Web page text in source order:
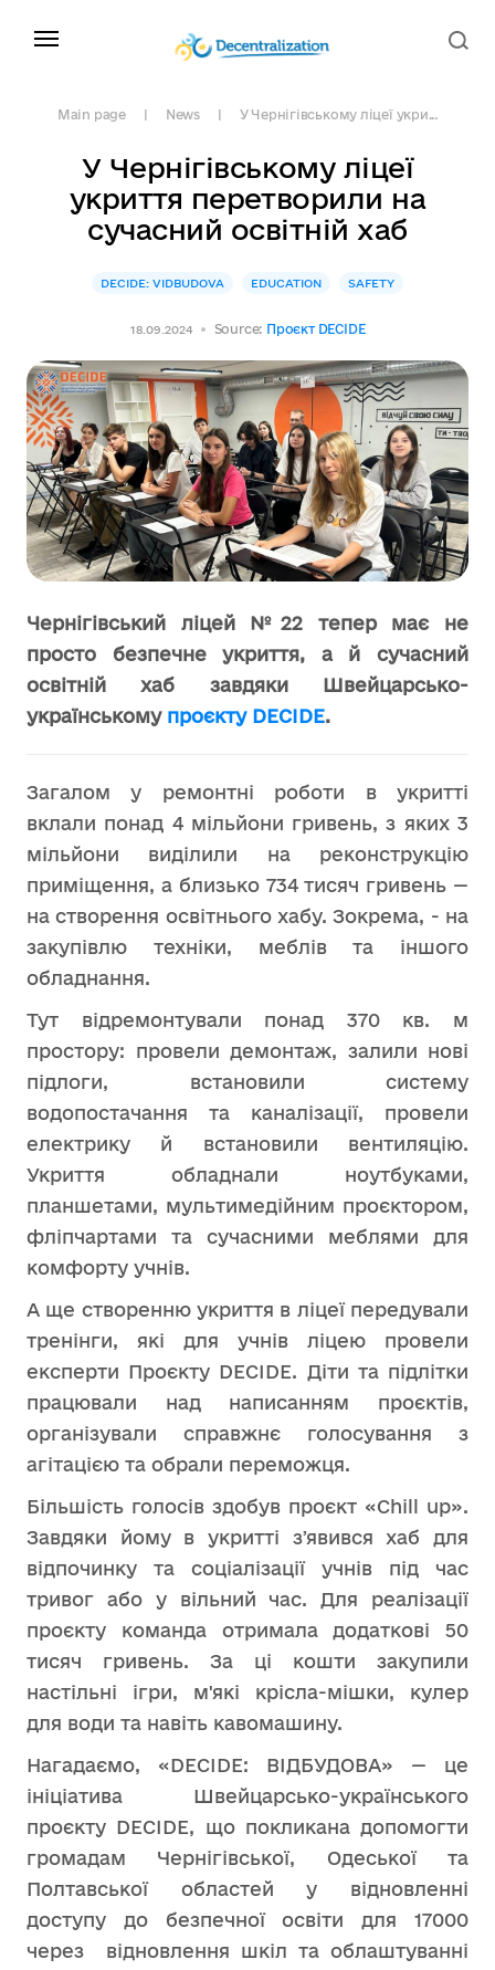
Main page News У Чернігівському ліцеї укри...
У Чернігівському ліцеї
укриття перетворили на
сучасний освітній хаб
DECIDE: VIDBUDOVA EDUCATION SAFETY
18.09.2024 Source: Проєкт DECIDE
Чернігівський ліцей №22 тепер має не
просто безпечне укриття, а й сучасний
освітній хаб завдяки
Швейцарсько-
українському проєкту DECIDE.
Загалом у ремонтні роботи в укритті
вклали понад 4 мільйони гривень, з яких 3
мільйони виділили на реконструкцію
приміщення, а близько 734 тисяч гривень —
на створення освітнього хабу. Зокрема, - на
закупівлю техніки, меблів та іншого
обладнання.
Тут відремонтували понад 370 кв. м
простору: провели демонтаж, залили нові
підлоги, встановили систему
водопостачання та каналізації, провели
електрику й встановили вентиляцію.
Укриття обладнали ноутбуками,
планшетами, мультимедійним проєктором,
фліпчартами та сучасними меблями для
комфорту учнів.
А ще створенню укриття в ліцеї передували
тренінги, які для учнів ліцею провели
експерти Проєкту DECIDE. Діти та підлітки
працювали над написанням проєктів,
організували справжнє голосування з
агітацією та обрали переможця.
Більшість голосів здобув проєкт «Chill up».
Завдяки йому в укритті зʼявився хаб для
відпочинку та соціалізації учнів під час
тривог або у вільний час. Для реалізації
проєкту команда отримала додаткові 50
тисяч гривень. За ці кошти закупили
настільні ігри, м'які крісла-мішки, кулер
для води та навіть кавомашину.
Нагадаємо, «DECIDE: ВІДБУДОВА» — це
ініціатива Швейцарсько-українського
проєкту DECIDE, що покликана допомогти
громадам Чернігівської, Одеської та
Полтавської областей у відновленні
доступу до безпечної освіти для 17000
через відновлення шкіл та облаштуванні